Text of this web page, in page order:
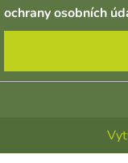
ochrany osobních